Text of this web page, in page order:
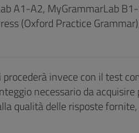
A1-A2, MyGrammarLab
(Oxford Practice
invece con il test
necessario da
qualità delle risposte